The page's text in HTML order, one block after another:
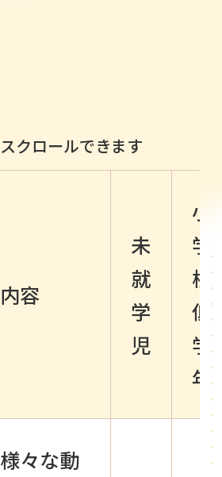
内容
未
就
学
児
小
学
校
低
学
年
様々な動